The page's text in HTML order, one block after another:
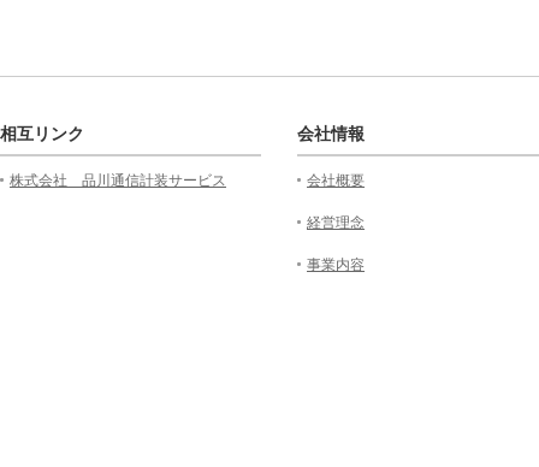
相互リンク
株式会社 品川通信計装サービス
会社情報
会社概要
経営理念
事業内容